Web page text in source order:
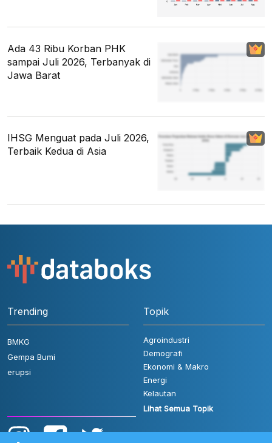
Ada 43 Ribu Korban PHK
sampai Juli 2026, Terbanyak di
Jawa Barat
IHSG Menguat pada Juli 2026,
Terbaik Kedua di Asia
Trending
BMKG
Gempa Bumi
erupsi
Topik
Agroindustri
Demografi
Ekonomi & Makro
Energi
Kelautan
Lihat Semua Topik